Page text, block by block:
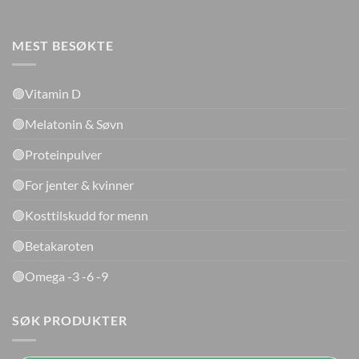
MEST BESØKTE
🟢Vitamin D
🟢Melatonin & Søvn
🟢Proteinpulver
🟢For jenter & kvinner
🟢Kosttilskudd for menn
🟢Betakaroten
🟢Omega -3 -6 -9
SØK PRODUKTER